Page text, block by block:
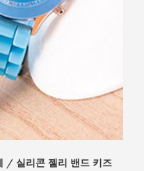
/ 실리콘 젤리 밴드 키즈